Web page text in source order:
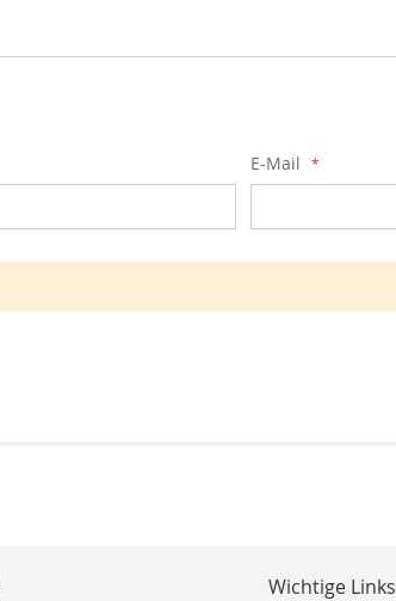
E-Mail
Wichtige Links